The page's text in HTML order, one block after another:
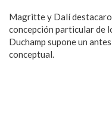
Magritte y Dalí
concepción particular de
Duchamp supone un
conceptual.